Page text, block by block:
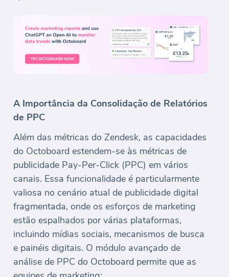
A Importância da Consolidação de Relatórios
de PPC
Além das métricas do Zendesk, as capacidades
do Octoboard estendem-se às métricas de
publicidade Pay-Per-Click (PPC) em vários
canais. Essa funcionalidade é particularmente
valiosa no cenário atual de publicidade digital
fragmentada, onde os esforços de marketing
estão espalhados por várias plataformas,
incluindo mídias sociais, mecanismos de busca
e painéis digitais. O módulo avançado de
análise de PPC do Octoboard permite que as